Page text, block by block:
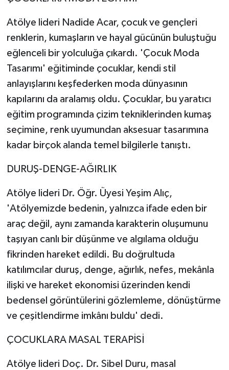
Atölye lideri Nadide Acar, çocuk ve gençleri
renklerin, kumaşların ve hayal gücünün buluştuğu
eğlenceli bir yolculuğa çıkardı. 'Çocuk Moda
Tasarımı' eğitiminde çocuklar, kendi stil
anlayışlarını keşfederken moda dünyasının
kapılarını da aralamış oldu. Çocuklar, bu yaratıcı
eğitim programında çizim tekniklerinden kumaş
seçimine, renk uyumundan aksesuar tasarımına
kadar birçok alanda temel bilgilerle tanıştı.
DURUŞ-DENGE-AĞIRLIK
Atölye lideri Dr. Öğr. Üyesi Yeşim Alıç,
'Atölyemizde bedenin, yalnızca ifade eden bir
araç değil, aynı zamanda karakterin oluşumunu
taşıyan canlı bir düşünme ve algılama olduğu
fikrinden hareket edildi. Bu doğrultuda
katılımcılar duruş, denge, ağırlık, nefes, mekânla
ilişki ve hareket ekonomisi üzerinden kendi
bedensel görüntülerini gözlemleme, dönüştürme
ve çeşitlendirme imkânı buldu' dedi.
ÇOCUKLARA MASAL TERAPİSİ
Atölye lideri Doç. Dr. Sibel Duru, masal